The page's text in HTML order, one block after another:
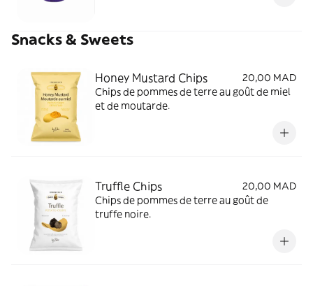
Snacks & Sweets
Honey Mustard Chips
20,00 MAD
Chips de pommes de terre au goût de miel
et de moutarde.
Truffle Chips
20,00 MAD
Chips de pommes de terre au goût de
truffe noire.